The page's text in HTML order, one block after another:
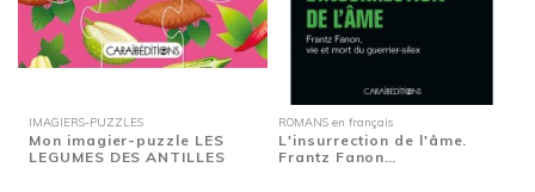
IMAGIERS-PUZZLES
Mon imagier-puzzle LES
LEGUMES DES ANTILLES
ROMANS en français
L'insurrection de l'âme.
Frantz Fanon…